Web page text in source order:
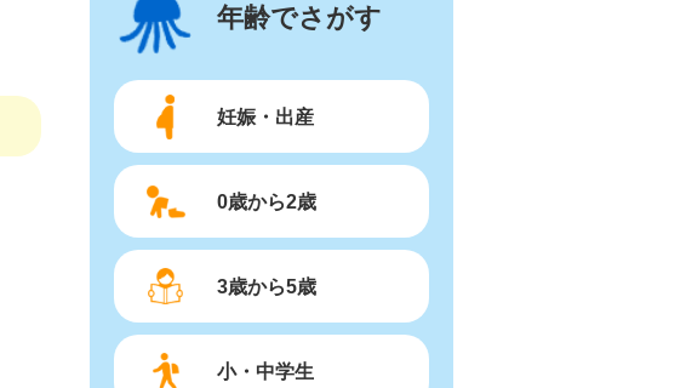
年齢でさがす
妊娠・出産
0歳から2歳
3歳から5歳
小・中学生